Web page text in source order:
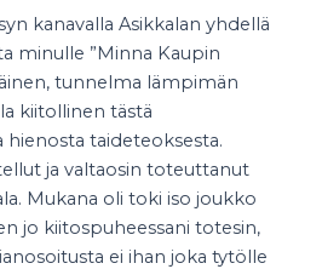
kanavalla Asikkalan yhdellä
minulle ”Minna Kaupin
tunnelma lämpimän
kiitollinen tästä
hienosta taideteoksesta.
ja valtaosin toteuttanut
Mukana oli toki iso joukko
jo kiitospuheessani totesin,
ei ihan joka tytölle